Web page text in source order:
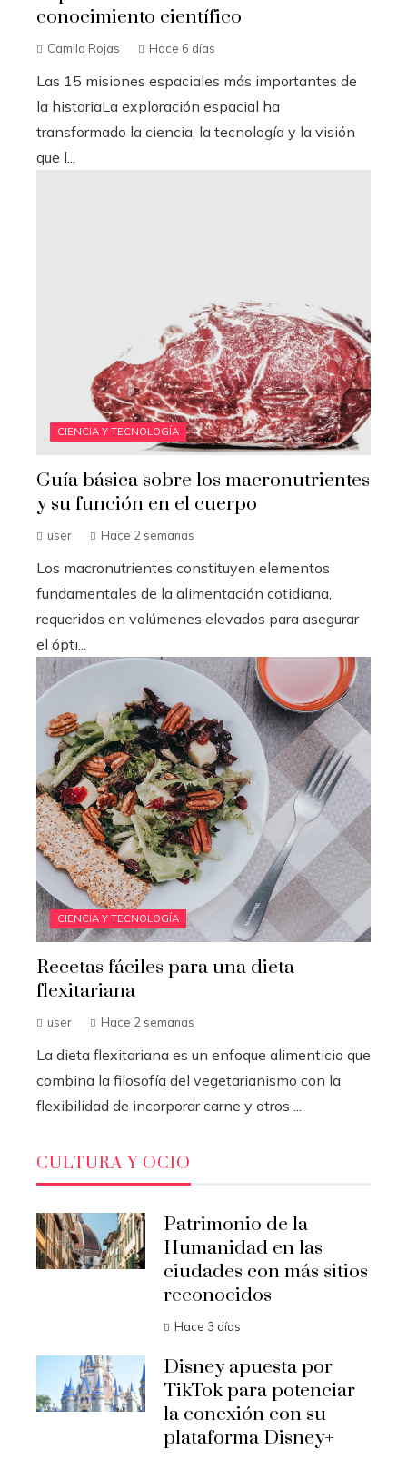
conocimiento científico
Camila Rojas Hace 6 días
Las 15 misiones espaciales más importantes de
la historiaLa exploración espacial ha
transformado la ciencia, la tecnología y la visión
que l...
CIENCIA Y TECNOLOGÍA
Guía básica sobre los macronutrientes
y su función en el cuerpo
user Hace 2 semanas
Los macronutrientes constituyen elementos
fundamentales de la alimentación cotidiana,
requeridos en volúmenes elevados para asegurar
el ópti...
CIENCIA Y TECNOLOGÍA
Recetas fáciles para una dieta
flexitariana
user Hace 2 semanas
La dieta flexitariana es un enfoque alimenticio que
combina la filosofía del vegetarianismo con la
flexibilidad de incorporar carne y otros ...
CULTURA Y OCIO
Patrimonio de la
Humanidad en las
ciudades con más sitios
reconocidos
Hace 3 días
Disney apuesta por
TikTok para potenciar
la conexión con su
plataforma Disney+